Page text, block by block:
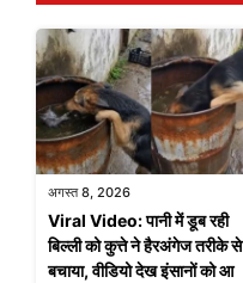
अगस्त 8, 2026
Viral Video: पानी में डूब रही
बिल्ली को कुत्ते ने हैरअंगेज तरीके से
बचाया, वीडियो देख इंसानों को आ